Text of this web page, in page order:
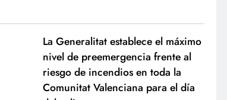
La Generalitat establece el máximo
nivel de preemergencia frente al
riesgo de incendios en toda la
Comunitat Valenciana para el día